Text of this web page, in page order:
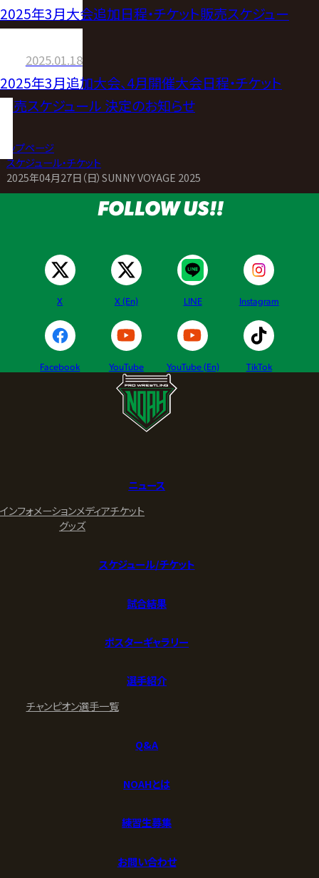
2025年3月大会追加日程・チケット販売スケジュー
2025.01.18
2025年3月追加大会、4月開催大会日程・チケット
販売スケジュール 決定のお知らせ
トップページ
>スケジュール・チケット
2025年04月27日（日）SUNNY VOYAGE 2025
FOLLOW US!!
X X (En) LINE Instagram
Facebook YouTube YouTube (En) TikTok
ニュース
インフォメーションメディアチケット
グッズ
スケジュール/チケット
試合結果
ポスターギャラリー
選手紹介
チャンピオン選手一覧
Q&A
NOAHとは
練習生募集
お問い合わせ